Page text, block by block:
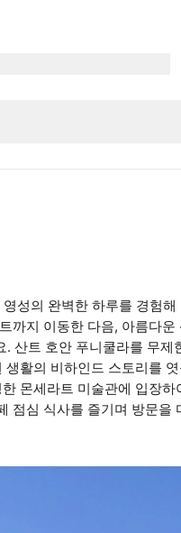
성의 완벽한 하루를 경험
까지 이동한 다음, 아름다
산트 호안 푸니쿨라를 무
활의 비하인드 스토리를
몬세라트 미술관에 입장
점심 식사를 즐기며 방문